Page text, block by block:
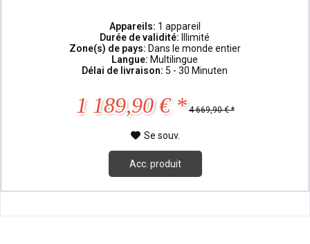
Appareils: 1 appareil
Durée de validité:
Illimité
Zone(s) de pays: Dans le monde entier
Langue: Multilingue
Délai de livraison: 5 - 30 Minuten
1 189,90 € * 4 669,90 € *
Se souv.
Acc. produit